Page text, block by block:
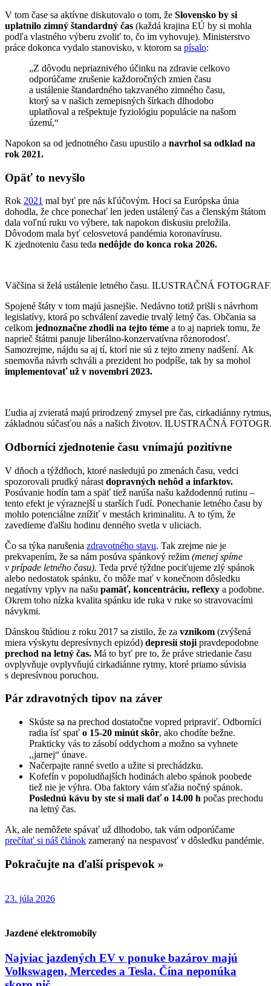
V tom čase sa aktívne diskutovalo o tom, že Slovensko by si
uplatnilo zimný štandardný čas (každá krajina EÚ by si mohla
podľa vlastného výberu zvoliť to, čo im vyhovuje). Ministerstvo
práce dokonca vydalo stanovisko, v ktorom sa písalo:
„Z dôvodu nepriaznivého účinku na zdravie celkovo
odporúčame zrušenie každoročných zmien času
a ustálenie štandardného takzvaného zimného času,
ktorý sa v našich zemepisných šírkach dlhodobo
uplatňoval a rešpektuje fyziológiu populácie na našom
území,“
Napokon sa od jednotného času upustilo a navrhol sa odklad na
rok 2021.
Opäť to nevyšlo
Rok 2021 mal byť pre nás kľúčovým. Hoci sa Európska únia
dohodla, že chce ponechať len jeden ustálený čas a členským štátom
dala voľnú ruku vo výbere, tak napokon diskusiu preložila.
Dôvodom mala byť celosvetová pandémia koronavírusu.
K zjednoteniu času teda nedôjde do konca roka 2026.
Väčšina si želá ustálenie letného času. ILUSTRAČNÁ
Spojené štáty v tom majú jasnejšie. Nedávno totiž prišli s návrhom
legislatívy, ktorá po schválení zavedie trvalý letný čas. Občania sa
celkom jednoznačne zhodli na tejto téme a to aj napriek tomu, že
naprieč štátmi panuje liberálno-konzervatívna rôznorodosť.
Samozrejme, nájdu sa aj tí, ktorí nie sú z tejto zmeny nadšení. Ak
snemovňa návrh schváli a prezident ho podpíše, tak by sa mohol
implementovať už v novembri 2023.
Ľudia aj zvieratá majú prirodzený zmysel pre čas, cirkadiánny
základnou súčasťou nás a našich životov. ILUSTRAČNÁ
Odborníci zjednotenie času vnímajú pozitívne
V dňoch a týždňoch, ktoré nasledujú po zmenách času, vedci
spozorovali prudký nárast dopravných nehôd a infarktov.
Posúvanie hodín tam a späť tiež narúša našu každodennú rutinu –
tento efekt je výraznejší u starších ľudí. Ponechanie letného času by
mohlo potenciálne znížiť v mestách kriminalitu. A to tým, že
zavedieme ďalšiu hodinu denného svetla v uliciach.
Čo sa týka narušenia zdravotného stavu. Tak zrejme nie je
prekvapením, že sa nám posúva spánkový režim (menej spíme
v prípade letného času). Teda prvé týždne pociťujeme zlý spánok
alebo nedostatok spánku, čo môže mať v konečnom dôsledku
negatívny vplyv na našu pamäť, koncentráciu, reflexy a podobne.
Okrem toho nízka kvalita spánku ide ruka v ruke so stravovacími
návykmi.
Dánskou štúdiou z roku 2017 sa zistilo, že za vznikom (zvýšená
miera výskytu depresívnych epizód) depresií stoji pravdepodobne
prechod na letný čas. Má to byť pre to, že práve striedanie času
ovplyvňuje ovplyvňujú cirkadiánne rytmy, ktoré priamo súvisia
s depresívnou poruchou.
Pár zdravotných tipov na záver
Skúste sa na prechod dostatočne vopred pripraviť. Odborníci
radia ísť spať o 15-20 minút skôr, ako chodíte bežne.
Prakticky vás to zásobí oddychom a možno sa vyhnete
,,jarnej“ únave.
Načerpajte ranné svetlo a užite si prechádzku.
Kofefín v popoludňajších hodinách alebo spánok poobede
tiež nie je výhra. Oba faktory vám sťažia nočný spánok.
Poslednú kávu by ste si mali dať o 14.00 h počas prechodu
na letný čas.
Ak, ale nemôžete spávať už dlhodobo, tak vám odporúčame
prečítať si náš článok zameraný na nespavosť v dôsledku pandémie.
Pokračujte na ďalší príspevok »
23. júla 2026
Jazdené elektromobily
Najviac jazdených EV v ponuke bazárov majú
Volkswagen, Mercedes a Tesla. Čína neponúka